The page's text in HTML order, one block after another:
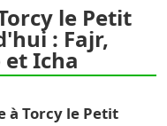
le Petit
: Fajr,
et Icha
à Torcy le Petit